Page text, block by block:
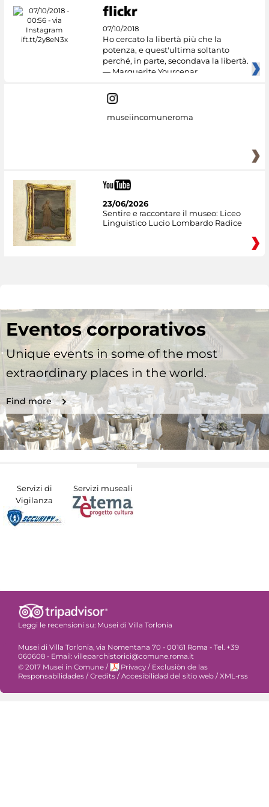
07/10/2018
Ho cercato la libertà più che la
potenza, e quest'ultima soltanto
perché, in parte, secondava la libertà.
— Marguerite Yourcenar
museiincomuneroma
23/06/2026
Sentire e raccontare il museo: Liceo
Linguistico Lucio Lombardo Radice
Eventos corporativos
Unique events in some of the most
extraordinary places in the world.
Find more
Servizi di
Vigilanza
Servizi museali
Leggi le recensioni su: Musei di Villa Torlonia
Musei di Villa Torlonia, via Nomentana 70 - 00161 Roma - Tel. +39
060608 - Email: villeparchistorici@comune.roma.it
© 2017 Musei in Comune / Privacy / Exclusiòn de las
Responsabilidades / Credits / Accesibilidad del sitio web / XML-rss